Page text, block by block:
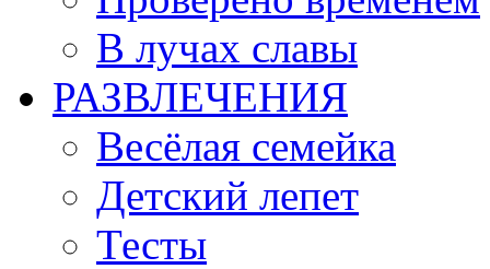
В лучах славы
РАЗВЛЕЧЕНИЯ
Весёлая семейка
Детский лепет
Тесты